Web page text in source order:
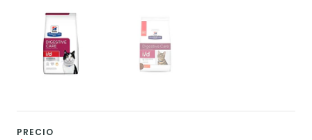
PRECIO